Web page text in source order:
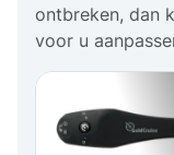
ontbreken, dan
voor u